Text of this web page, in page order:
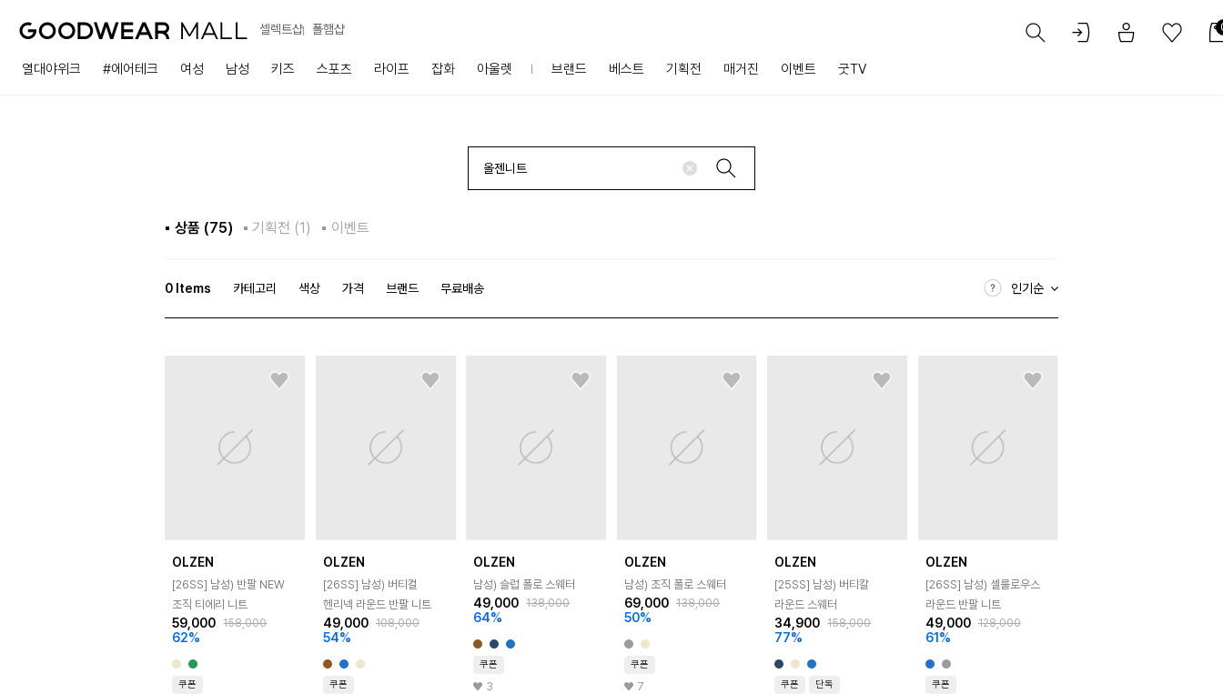
셀렉트샵 폴햄샵
열대야위크 #에어테크 여성 남성 키즈 스포츠 라이프 잡화 아울렛 브랜드 베스트 기획전 매거진 이벤트 굿TV
상품 (75) 기획전 (1) 이벤트
0 Items 카테고리 색상 가격 브랜드 무료배송 인기순
OLZEN
[26SS] 남성) 반팔 NEW
조직 티에리 니트
59,000 158,000
62%
쿠폰
OLZEN
[26SS] 남성) 버티컬
헨리넥 라운드 반팔 니트
49,000 108,000
54%
쿠폰
OLZEN
남성) 슬럽 폴로 스웨터
49,000 138,000
64%
쿠폰
3
OLZEN
남성) 조직 폴로 스웨터
69,000 138,000
50%
쿠폰
7
OLZEN
[25SS] 남성) 버티칼
라운드 스웨터
34,900 158,000
77%
쿠폰 단독
OLZEN
[26SS] 남성) 셀룰로우스
라운드 반팔 니트
49,000 128,000
61 %
쿠폰